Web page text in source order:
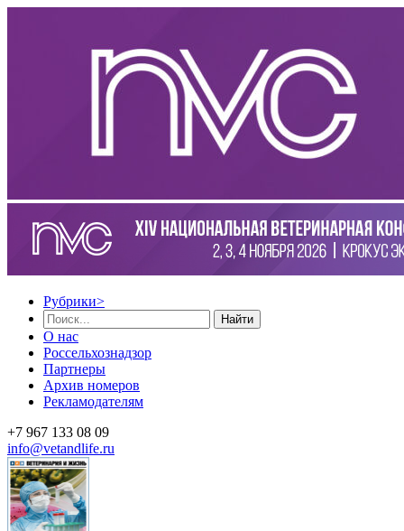
Рубрики>
Найти
О нас
Россельхознадзор
Партнеры
Архив номеров
Рекламодателям
+7 967 133 08 09
info@vetandlife.ru